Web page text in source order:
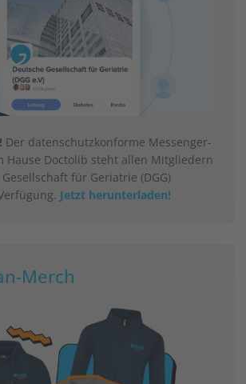
Der datenschutzkonforme Messenger-
Hause Doctolib steht allen Mitgliedern
für Geriatrie (DGG)
Jetzt herunterladen!
Merch